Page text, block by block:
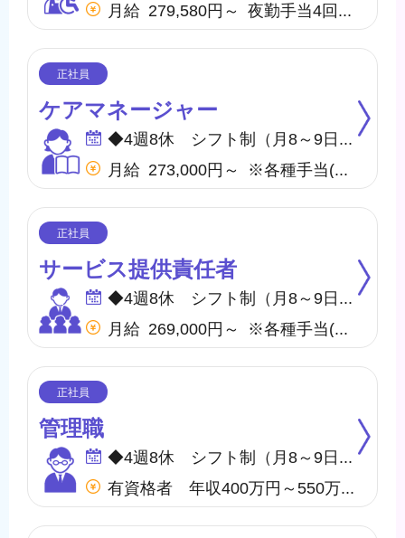
ケアマネージャー
サービス提供責任者
管理職